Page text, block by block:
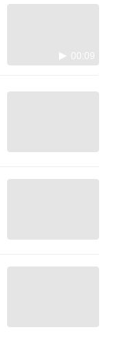
00:09